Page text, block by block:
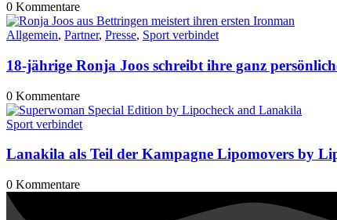
0 Kommentare
Allgemein, Partner, Presse, Sport verbindet
18-jährige Ronja Joos schreibt ihre ganz
0 Kommentare
Sport verbindet
Lanakila als Teil der Kampagne Lipomovers by
0 Kommentare